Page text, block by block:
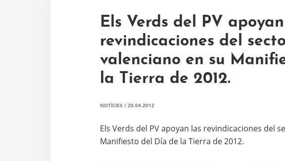
Els Verds del PV
revindicaciones del
valenciano en su
la Tierra de 2012.
NOTÍCIES / 20.04.2012
Els Verds del PV apoyan las revindicaciones del
Manifiesto del Día de la Tierra de 2012.